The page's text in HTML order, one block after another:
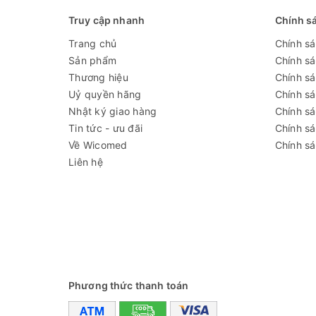
Truy cập nhanh
Trang chủ
Sản phẩm
Thương hiệu
Uỷ quyền hãng
Nhật ký giao hàng
Tin tức - ưu đãi
Về Wicomed
Liên hệ
Chính
Chính
Chính
Chính
Chính
Chính
Chính
Chính
Phương thức thanh toán